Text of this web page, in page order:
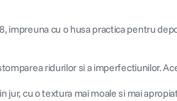
impreuna cu o husa practica pentru
ridurilor si a imperfectiunilor.
cu o textura mai moale si mai